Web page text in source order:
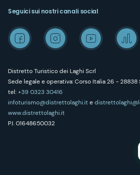
Distretto Turistico dei Laghi Scrl
Sede legale e operativa: Corso Italia 26 - 28838
tel:+39 0323 30416
infoturismo@distrettolaghi.ite
www.distrettolaghi.it
P.I. 01648650032
Seguici sui nostri canali social